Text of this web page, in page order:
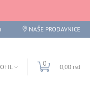
NAŠE PRODAVNICE
0 0,00 rsd